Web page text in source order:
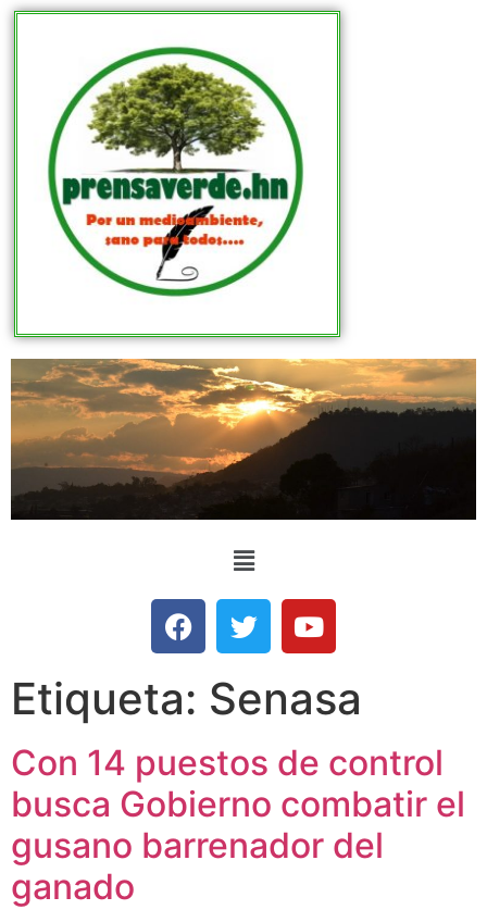
Etiqueta: Senasa
Con 14 puestos de control
busca Gobierno combatir el
gusano barrenador del
ganado